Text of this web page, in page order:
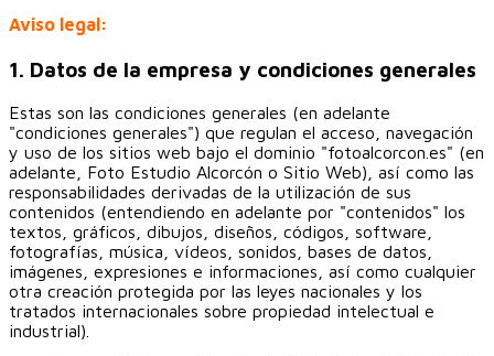
Aviso legal:
1. Datos de la empresa y condiciones generales
Estas son las condiciones generales (en adelante
"condiciones generales") que regulan el acceso, navegación
y uso de los sitios web bajo el dominio "fotoalcorcon.es" (en
adelante, Foto Estudio Alcorcón o Sitio Web), así como las
responsabilidades derivadas de la utilización de sus
contenidos (entendiendo en adelante por "contenidos" los
textos, gráficos, dibujos, diseños, códigos, software,
fotografías, música, vídeos, sonidos, bases de datos,
imágenes, expresiones e informaciones, así como cualquier
otra creación protegida por las leyes nacionales y los
tratados internacionales sobre propiedad intelectual e
industrial).